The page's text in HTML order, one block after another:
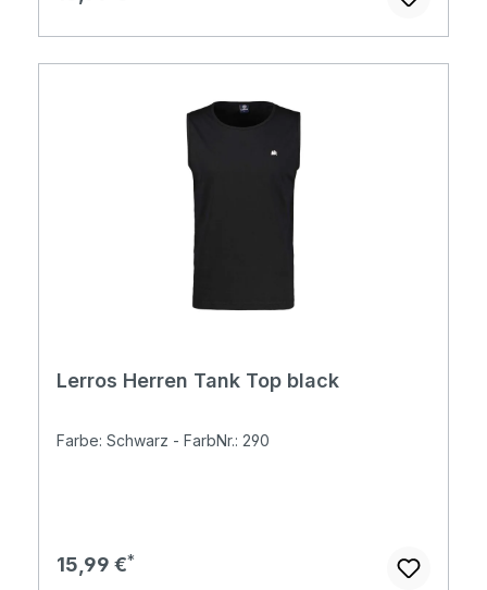
Lerros Herren Tank Top black
Farbe: Schwarz - FarbNr.: 290
Regulärer Preis:
15,99 €